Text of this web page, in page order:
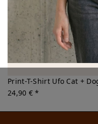
Print-T-Shirt Ufo Cat +
24,90 € *